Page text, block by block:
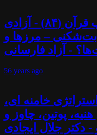
تلاوت آیاتی از منجلاب قرآن (۸۴) - آزادی
بت‌شکنی – مرزها و
- آزاد فارسانی
56 years ago
گری در قرن ۲۱ - استراتژی خامنه ای،
پوتین، چاوز و
- دکتر جلال ایجادی